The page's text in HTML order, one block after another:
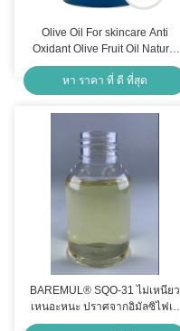
Olive Oil For skincare Anti
Oxidant Olive Fruit Oil Natural
Nourishing & Antioxidant
Skincare
หา ราคา ที่ ดี ที่สุด
BAREMUL® SQO-31 ไม่เหนียว
เหนอะหนะ ปราศจากอิมัลซิไฟเอ
อร์ สำหรับกระบวนการเย็น/ร้อน